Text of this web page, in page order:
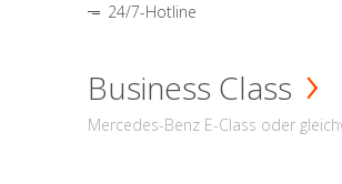
24/7-Hotline
Business Class
Mercedes-Benz E-Class oder